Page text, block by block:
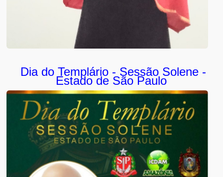
Dia do Templário - Sessão Solene -
Estado de São Paulo